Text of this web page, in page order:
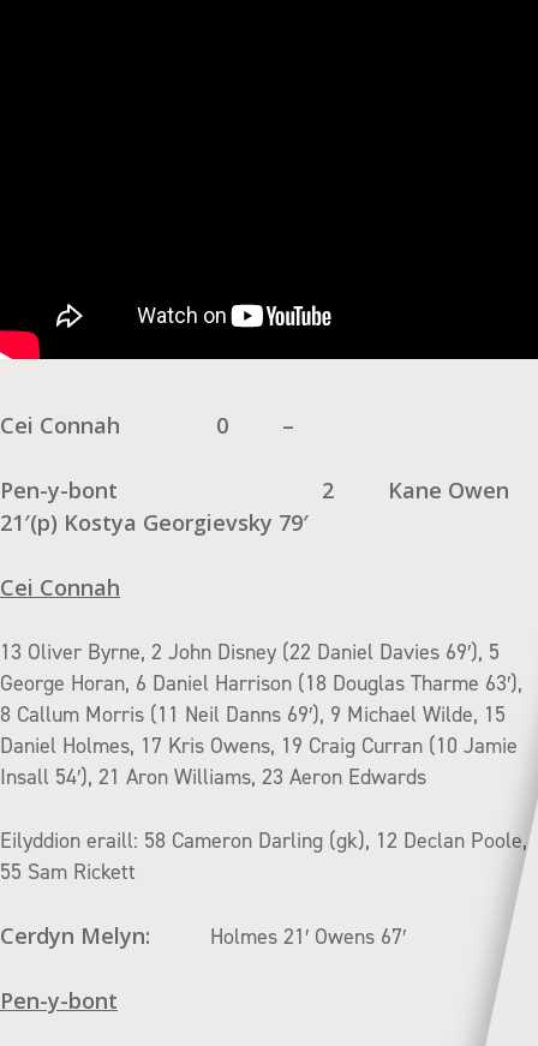
Cei Connah 0 –
Pen-y-bont 2
Kane Owen
21′(p) Kostya Georgievsky 79′
Cei Connah
13 Oliver Byrne, 2 John Disney (22 Daniel Davies 69′), 5
George Horan, 6 Daniel Harrison (18 Douglas Tharme 63′),
8 Callum Morris (11 Neil Danns 69′), 9 Michael Wilde, 15
Daniel Holmes, 17 Kris Owens, 19 Craig Curran (10 Jamie
Insall 54′), 21 Aron Williams, 23 Aeron Edwards
Eilyddion eraill: 58 Cameron Darling (gk), 12 Declan Poole,
55 Sam Rickett
Cerdyn Melyn: Holmes 21′ Owens 67′
Pen-y-bont